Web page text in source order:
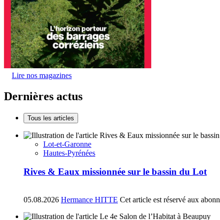
Lire nos magazines
Dernières actus
Tous les articles
Lot-et-Garonne
Hautes-Pyrénées
Rives & Eaux missionnée sur le bassin du Lot
05.08.2026 Hermance HITTE Cet article est réservé aux